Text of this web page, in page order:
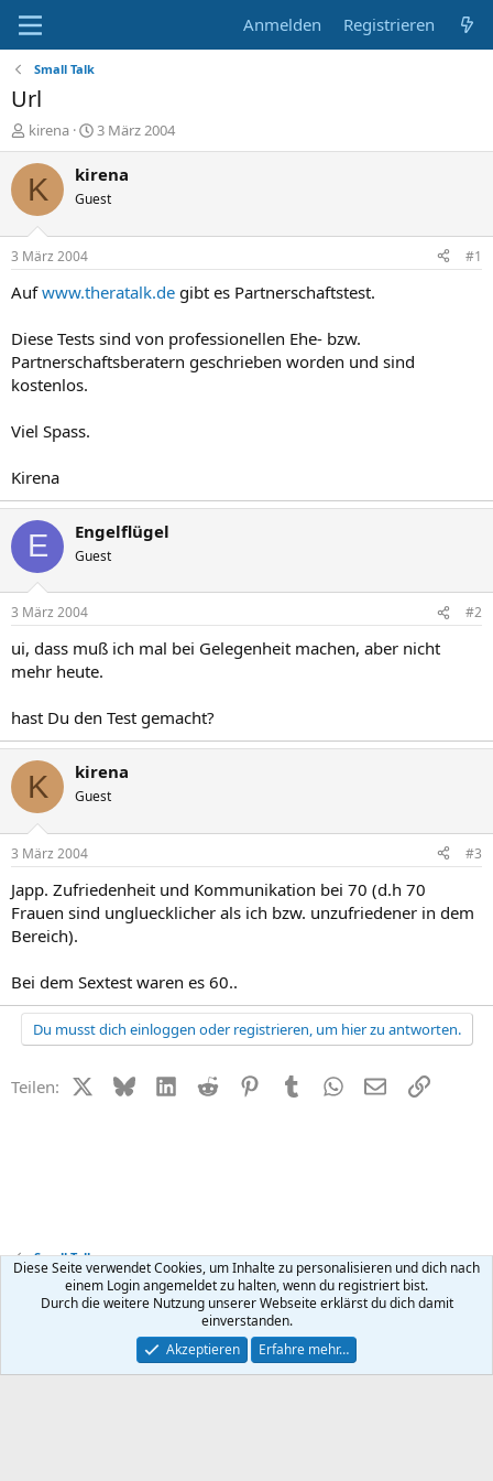
Anmelden Registrieren
Small Talk
Url
E
r
s
l
e
r
kirena
E
r
s
e
t
a
3 März 2004
K kirena
Guest
3 März 2004 #1
Aufwww.theratalk.de gibt es Partnerschaftstest.
Diese Tests sind von professionellen Ehe- bzw.
Partnerschaftsberatern geschrieben worden und sind
kostenlos.
Viel Spass.
Kirena
E Engelflügel
Guest
3 März 2004 #2
ui, dass muß ich mal bei Gelegenheit machen, aber nicht
mehr heute.
hast Du den Test gemacht?
K kirena
Guest
3 März 2004 #3
Japp. Zufriedenheit und Kommunikation bei 70 (d.h 70
Frauen sind ungluecklicher als ich bzw. unzufriedener in dem
Bereich).
Bei dem Sextest waren es 60..
Du musst dich einloggen oder registrieren, um hier zu antworten.
Teilen: X (Twitter)
BlueskyLinkedIn
Reddit PinterestTumblr WhatsApp
E-MailLink
Small Talk
Kontakt Nutzungsbedingungen Datenschutz Hilfe
R
Community platform by XenForo ® © 2010-2026 XenForo Ltd.
Diese Seite verwendet Cookies, um Inhalte zu personalisieren und dich nach
einem Login angemeldet zu halten, wenn du registriert bist.
Durch die weitere Nutzung unserer Webseite erklärst du dich damit
einverstanden.
Akzeptieren
Erfahre mehr…